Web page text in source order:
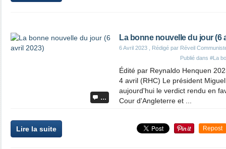
…
La bonne nouvelle du jour (6
6 Avril 2023 , Rédigé par Réveil
Publié dans #La
Édité par Reynaldo Henquen
4 avril (RHC) Le président
aujourd'hui le verdict rendu en
Cour d'Angleterre et ...
Lire la suite Repost